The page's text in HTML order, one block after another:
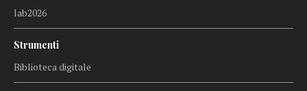
lab2026
Strumenti
Biblioteca digitale